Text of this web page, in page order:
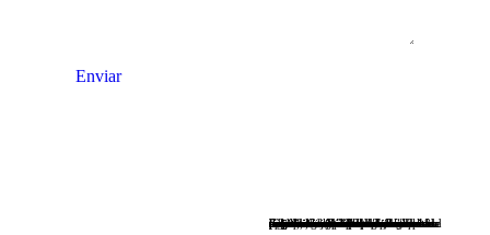
Enviar
Este comerciante se compromete a no permitir ninguna transacción que sea ilegal, o se considere por las marcas de tarjetas de crédito o el banco adquiriente, que pueda o tenga el potencial de dañar la buena voluntad de los mismos o influir de manera negativa en ellos. Las siguientes actividades están prohibidas en virtud de los programas de las marcas de tarjetas: la venta u oferta de un producto o servicio que no sea de plena conformidad con todas las leyes aplicables al Comprador, Banco Emisor, Comerciante, Titular de la tarjeta, o tarjetas. Además, las siguientes actividades también están prohibidas explícitamente: "Venta de bebidas alcohólicas a menores de 18 años"